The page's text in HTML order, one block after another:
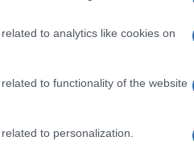
to analytics like cookies on
to functionality of the website
to personalization.